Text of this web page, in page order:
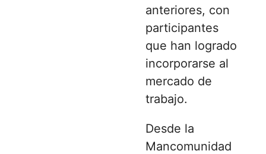
anteriores, con
participantes
que han logrado
incorporarse al
mercado de
trabajo.
Desde la
Mancomunidad